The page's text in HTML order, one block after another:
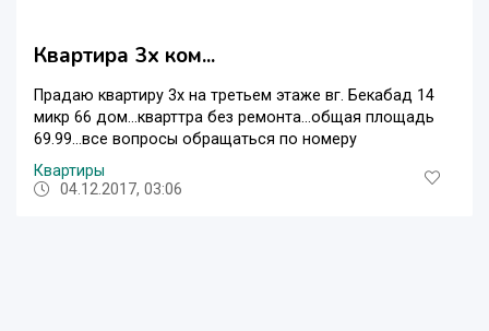
Квартира 3х ком...
Прадаю квартиру 3х на третьем этаже вг. Бекабад 14
микр 66 дом...кварттра без ремонта...общая площадь
69.99...все вопросы обращаться по номеру
Квартиры
04.12.2017, 03:06